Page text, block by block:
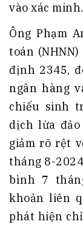
vào xác minh.
Ông Phạm
toán
định 2345,
ngân hàng
chiếu sinh
dịch lừa
giảm rõ rệt
tháng 8-
bình 7
khoản liên
phát hiện